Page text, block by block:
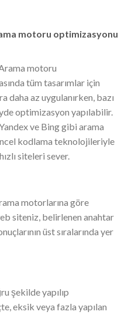
motoru optimizasyonu
motoru
tüm tasarımlar için
daha az uygulanırken, bazı
optimizasyon yapılabilir.
ve Bing gibi arama
kodlama teknolojileriyle
siteleri sever.
motorlarına göre
siteniz, belirlenen anahtar
üst sıralarında yer
şekilde yapılıp
eksik veya fazla yapılan